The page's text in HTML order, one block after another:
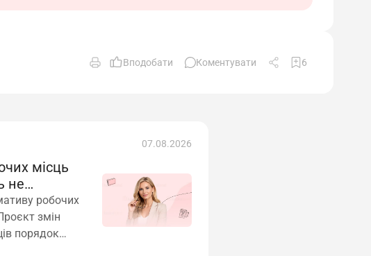
Вподобати Коментувати 6
07.08.2026
місць
не
робочих
змін
порядок